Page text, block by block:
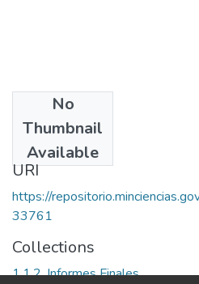
No
Thumbnail
Available
2006
URI
https://
33761
Collections
1.1.2. Informes Finales